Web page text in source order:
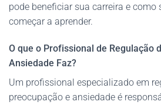
pode beneficiar sua carreira e como
começar a aprender.
O que o Profissional de Regulação
Ansiedade Faz?
Um profissional especializado em
preocupação e ansiedade é